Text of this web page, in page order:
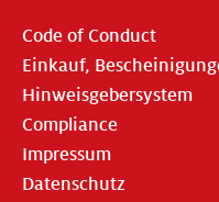
Code of Conduct
Einkauf,
Hinweisgebersystem
Compliance
Impressum
Datenschutz